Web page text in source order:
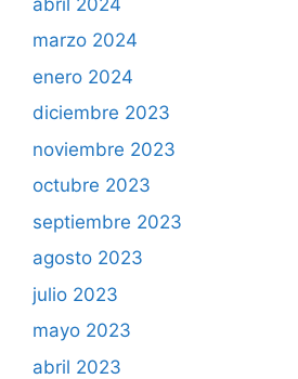
marzo 2024
enero 2024
diciembre 2023
noviembre 2023
octubre 2023
septiembre 2023
agosto 2023
julio 2023
mayo 2023
abril 2023